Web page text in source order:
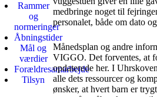
Rammer
og
normeringer
Åbningstider
Mål og
værdier
Forældresamarbejde
Tilsyn
medbringe noget til
personalet, både om dato
Månedsplan og andre
VIGGO. Det forventes, at
opdaterede her. I
alle dets ressourcer og
ønsker, at hvert barn er